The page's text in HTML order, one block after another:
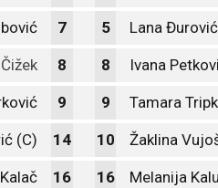
7 5 Lana Đurović
8 8 Ivana
9 9 Tamara
(C) 14 10 Žaklina
16 16 Melanija